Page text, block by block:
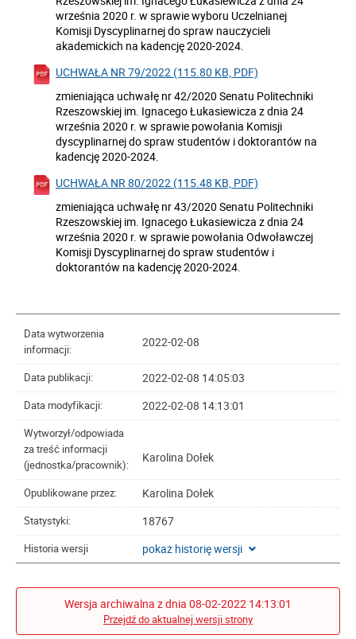
września 2020 r. w sprawie wyboru Uczelnianej
Komisji Dyscyplinarnej do spraw nauczycieli
akademickich na kadencję 2020-2024.
UCHWAŁA NR 79/2022 (115.80 KB, PDF)
zmieniająca uchwałę nr 42/2020 Senatu Politechniki
Rzeszowskiej im. Ignacego Łukasiewicza z dnia 24
września 2020 r. w sprawie powołania Komisji
dyscyplinarnej do spraw studentów i doktorantów na
kadencję 2020-2024.
UCHWAŁA NR 80/2022 (115.48 KB, PDF)
zmieniająca uchwałę nr 43/2020 Senatu Politechniki
Rzeszowskiej im. Ignacego Łukasiewicza z dnia 24
września 2020 r. w sprawie powołania Odwoławczej
Komisji Dyscyplinarnej do spraw studentów i
doktorantów na kadencję 2020-2024.
Data wytworzenia
informacji:
2022-02-08
Data publikacji: 2022-02-08 14:05:03
Data modyfikacji: 2022-02-08 14:13:01
Wytworzył/odpowiada
za treść informacji
(jednostka/pracownik):
Karolina Dołek
Opublikowane przez: Karolina Dołek
Statystyki: 18767
Historia wersji pokaż historię wersji
Wersja archiwalna z dnia 08-02-2022 14:13:01
Przejdź do aktualnej wersji strony